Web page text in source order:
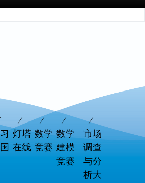
灯塔
在线
数学
竞赛
数学
建模
竞赛
市场
调查
与分
析大